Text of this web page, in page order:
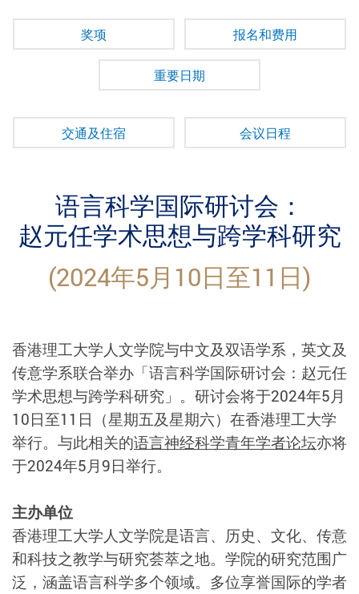
奖项 报名和费用
重要日期
交通及住宿 会议日程
语言科学国际研讨会：
赵元任学术思想与跨学科研究
(2024年5月10日至11日)
香港理工大学人文学院与中文及双语学系，英文及
传意学系联合举办「语言科学国际研讨会：赵元任
学术思想与跨学科研究」。研讨会将于2024年5月
10日至11日（星期五及星期六）在香港理工大学
举行。与此相关的语言神经科学青年学者论坛亦将
于2024年5月9日举行。
主办单位
香港理工大学人文学院是语言、历史、文化、传意
和科技之教学与研究荟萃之地。学院的研究范围广
泛，涵盖语言科学多个领域。多位享誉国际的学者